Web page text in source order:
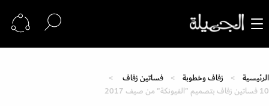
الرئيسية زفاف وخطوبة
فساتين زفاف
10 فساتين زفاف بتصميم "الفيونكة" من صيف 2017